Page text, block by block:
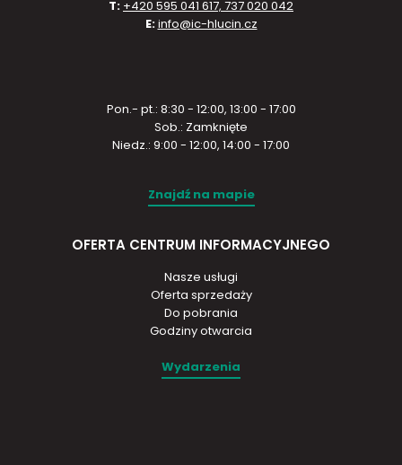
T: +420 595 041 617, 737 020 042
E:info@ic-hlucin.cz
Pon.- pt.: 8:30 - 12:00, 13:00 - 17:00
Sob.: Zamknięte
Niedz.: 9:00 - 12:00, 14:00 - 17:00
Znajdź na mapie
OFERTA CENTRUM INFORMACYJNEGO
Nasze usługi
Oferta sprzedaży
Do pobrania
Godziny otwarcia
Wydarzenia